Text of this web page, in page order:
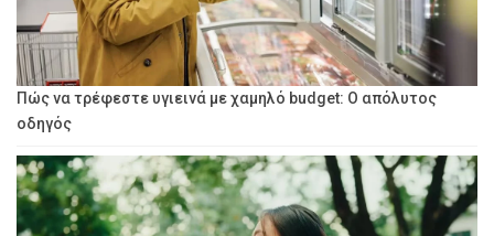
Πώς να τρέφεστε υγιεινά με χαμηλό budget: Ο απόλυτος
οδηγός